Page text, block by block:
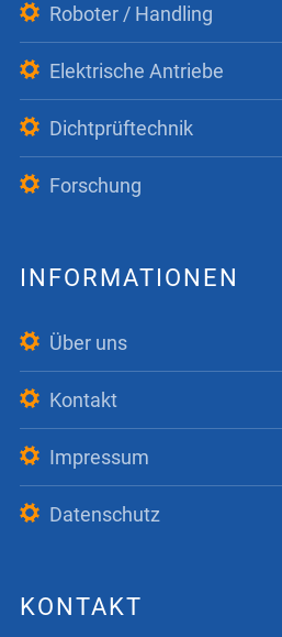
Roboter / Handling
Elektrische Antriebe
Dichtprüftechnik
Forschung
INFORMATIONEN
Über uns
Kontakt
Impressum
Datenschutz
KONTAKT